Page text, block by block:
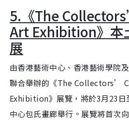
5.《The
Art Exhibition》本
展
由香港藝術中心、香港藝術學院
聯合舉辦的《The Collectors’
Exhibition》展覽，將於3月23日
中心包氏畫廊舉行。展覽將首次